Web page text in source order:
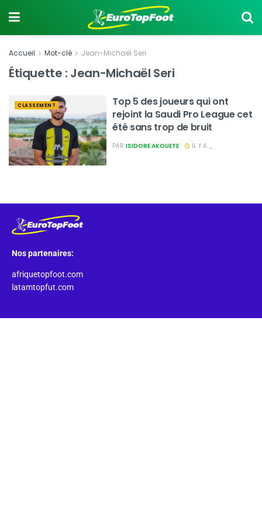
Accueil Mot-clé Jean-Michaël Seri
Étiquette : Jean-Michaël Seri
CLASSEMENT
Top 5 des joueurs qui ont
rejoint la Saudi Pro League cet
été sans trop de bruit
PAR ISIDORE AKOUETE IL Y A _
Nos partenaires:
afriquetopfoot.com
latamtopfut.com